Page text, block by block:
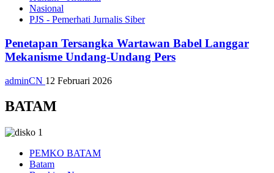
Nasional
PJS - Pemerhati Jurnalis Siber
Penetapan Tersangka Wartawan Babel Langgar
Mekanisme Undang-Undang Pers
adminCN 12 Februari 2026
BATAM
PEMKO BATAM
Batam